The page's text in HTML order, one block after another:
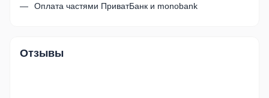
Оплата частями ПриватБанк и monobank
Отзывы